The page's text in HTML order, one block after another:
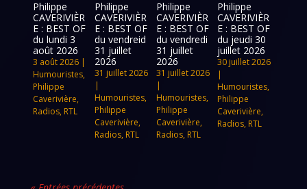
Philippe
CAVERIVIÈR
E : BEST OF
du lundi 3
août 2026
3 août 2026 |
Humouristes,
Philippe
Caverivière,
Radios, RTL
Philippe
CAVERIVIÈR
E : BEST OF
du vendreid
31 juillet
2026
31 juillet 2026
|
Humouristes,
Philippe
Caverivière,
Radios, RTL
Philippe
CAVERIVIÈR
E : BEST OF
du vendredi
31 juillet
2026
31 juillet 2026
|
Humouristes,
Philippe
Caverivière,
Radios, RTL
Philippe
CAVERIVIÈR
E : BEST OF
du jeudi 30
juillet 2026
30 juillet 2026
|
Humouristes,
Philippe
Caverivière,
Radios, RTL